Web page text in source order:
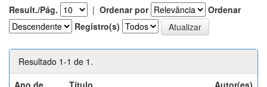
Result./Pág. | Ordenar por
Ordenar
Registro(s)
Resultado 1-1 de 1.
Ano de
Título Autor(es)